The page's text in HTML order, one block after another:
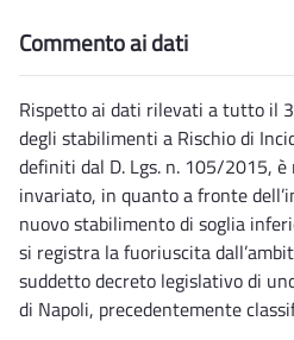
Commento ai dati
Rispetto ai dati rilevati a tutto il
degli stabilimenti a Rischio di
definiti dal D. Lgs. n. 105/2015,
invariato, in quanto a fronte
nuovo stabilimento di soglia
si registra la fuoriuscita
suddetto decreto legislativo di
di Napoli, precedentemente